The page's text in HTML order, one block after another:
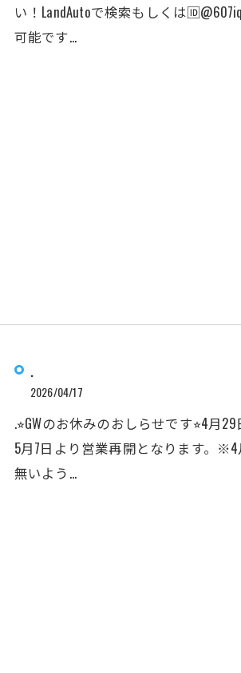
い！LandAutoで検索もしくは
可能です…
.
2026/04/17
.⭐︎GWのお休みのおしらせです⭐︎4月
5月7日より営業再開となります。
無いよう…